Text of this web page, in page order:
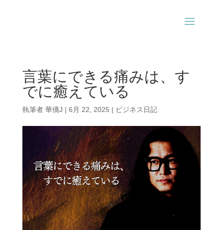
言葉にできる痛みは、す
でに癒えている
執筆者 華僑J | 6月 22, 2025 | ビジネス日記